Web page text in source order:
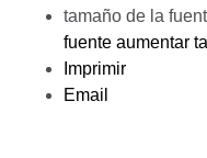
tamaño de la
fuente aumentar
Imprimir
Email